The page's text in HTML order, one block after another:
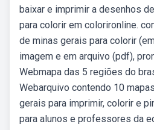
baixar e imprimir a desenhos
para colorir em colorironline.
de minas gerais para colorir
imagem e em arquivo (pdf),
Webmapa das 5 regiões do
Webarquivo contendo 10
gerais para imprimir, colorir e
para alunos e professores da